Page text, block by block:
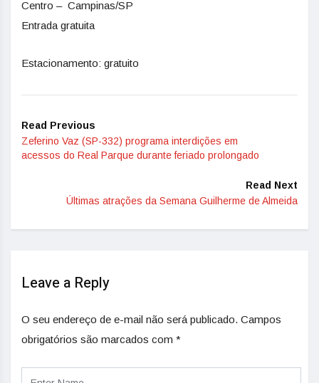
Centro – Campinas/SP
Entrada gratuita
Estacionamento: gratuito
Read Previous
Zeferino Vaz (SP-332) programa interdições em
acessos do Real Parque durante feriado prolongado
Read Next
Últimas atrações da Semana Guilherme de Almeida
Leave a Reply
O seu endereço de e-mail não será publicado. Campos
obrigatórios são marcados com *